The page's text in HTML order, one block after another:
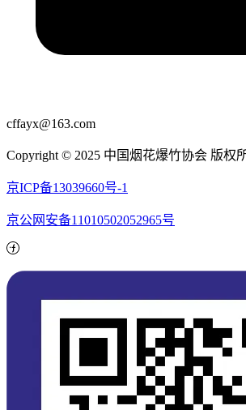
cffayx@163.com
Copyright © 2025 中国烟花爆竹协会 版权
京ICP备13039660号-1
京公网安备11010502052965号